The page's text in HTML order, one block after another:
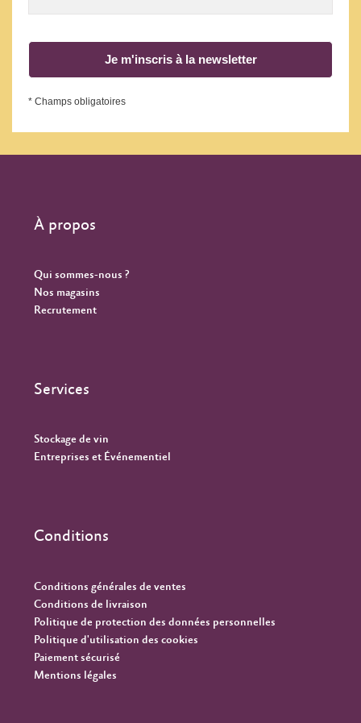
Je m'inscris à la newsletter
* Champs obligatoires
À propos
Qui sommes-nous ?
Nos magasins
Recrutement
Services
Stockage de vin
Entreprises et Événementiel
Conditions
Conditions générales de ventes
Conditions de livraison
Politique de protection des données personnelles
Politique d'utilisation des cookies
Paiement sécurisé
Mentions légales